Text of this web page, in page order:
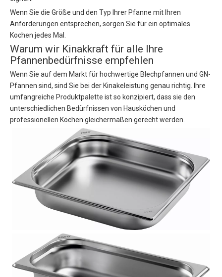
Wenn Sie die Größe und den Typ Ihrer Pfanne mit Ihren
Anforderungen entsprechen, sorgen Sie für ein optimales
Kochen jedes Mal.
Warum wir Kinakkraft für alle Ihre
Pfannenbedürfnisse empfehlen
Wenn Sie auf dem Markt für hochwertige Blechpfannen und GN-
Pfannen sind, sind Sie bei der Kinakeleistung genau richtig. Ihre
umfangreiche Produktpalette ist so konzipiert, dass sie den
unterschiedlichen Bedürfnissen von Hausköchen und
professionellen Köchen gleichermaßen gerecht werden.